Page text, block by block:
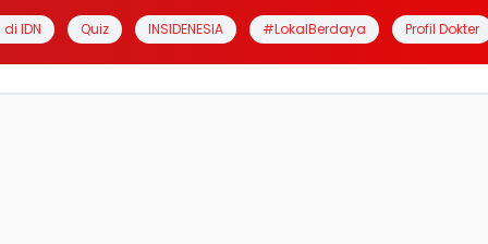
IDN Quiz INSIDENESIA #LokalBerdaya Profil Dokter